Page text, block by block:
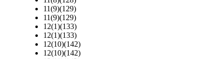
11(9)(129)
11(9)(129)
12(1)(133)
12(1)(133)
12(10)(142)
12(10)(142)